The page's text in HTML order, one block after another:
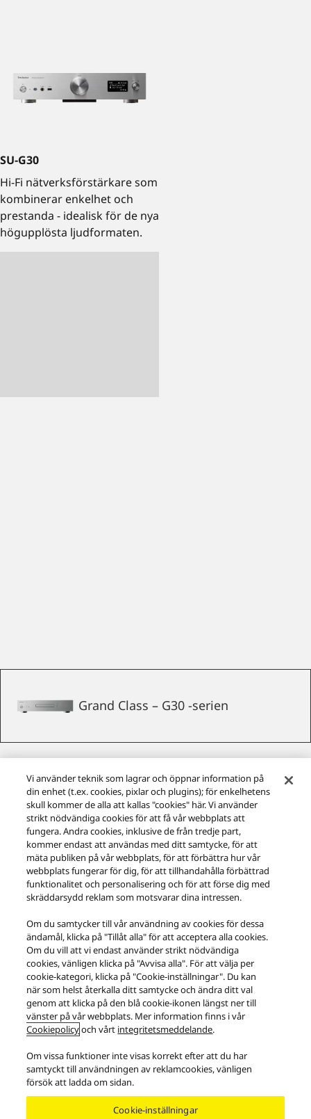
SU-G30
Hi-Fi nätverksförstärkare som
kombinerar enkelhet och
prestanda - idealisk för de nya
högupplösta ljudformaten.
Grand Class – G30 -serien
Musikserver ST-G30
BESÖK SUPPORTSIDAN FÖR DENNA PRODUKT
YouTube Instagram
Vi använder teknik som lagrar och öppnar information på
din enhet (t.ex. cookies, pixlar och plugins); för enkelhetens
skull kommer de alla att kallas "cookies" här. Vi använder
strikt nödvändiga cookies för att få vår webbplats att
fungera. Andra cookies, inklusive de från tredje part,
kommer endast att användas med ditt samtycke, för att
mäta publiken på vår webbplats, för att förbättra hur vår
webbplats fungerar för dig, för att tillhandahålla förbättrad
funktionalitet och personalisering och för att förse dig med
skräddarsydd reklam som motsvarar dina intressen.
Om du samtycker till vår användning av cookies för dessa
ändamål, klicka på "Tillåt alla" för att acceptera alla cookies.
Om du vill att vi endast använder strikt nödvändiga
cookies, vänligen klicka på "Avvisa alla". För att välja per
cookie-kategori, klicka på "Cookie-inställningar". Du kan
när som helst återkalla ditt samtycke och ändra ditt val
genom att klicka på den blå cookie-ikonen längst ner till
vänster på vår webbplats. Mer information finns i vår
Cookiepolicyoch vårt integritetsmeddelande.
Om vissa funktioner inte visas korrekt efter att du har
samtyckt till användningen av reklamcookies, vänligen
försök att ladda om sidan.
Cookie-inställningar